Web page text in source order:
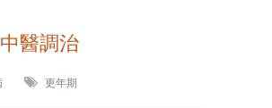
醫調治
更年期